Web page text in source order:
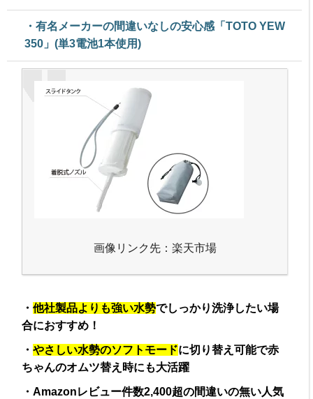
・有名メーカーの間違いなしの安心感「TOTO YEW
350」(単3電池1本使用)
画像リンク先：楽天市場
・他社製品よりも強い水勢でしっかり洗浄したい場
合におすすめ！
・やさしい水勢のソフトモードに切り替え可能で赤
ちゃんのオムツ替え時にも大活躍
・Amazonレビュー件数2,400超の間違いの無い人気